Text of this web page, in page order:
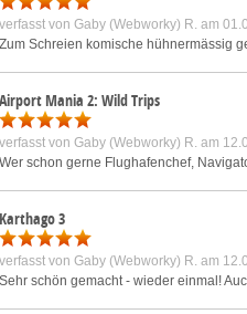
verfasst von Gaby (Webworky) R. am
Zum Schreien komische hühnermässig
Airport Mania 2: Wild Trips
verfasst von Gaby (Webworky) R. am
Wer schon gerne Flughafenchef,
Karthago 3
verfasst von Gaby (Webworky) R. am
Sehr schön gemacht - wieder einmal!